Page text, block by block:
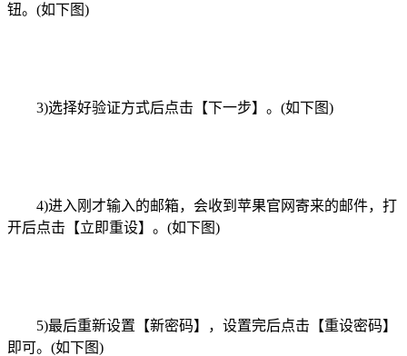
钮。(如下图)
3)选择好验证方式后点击【下一步】。(如下图)
4)进入刚才输入的邮箱，会收到苹果官网寄来的邮件，打
开后点击【立即重设】。(如下图)
5)最后重新设置【新密码】，设置完后点击【重设密码】
即可。(如下图)